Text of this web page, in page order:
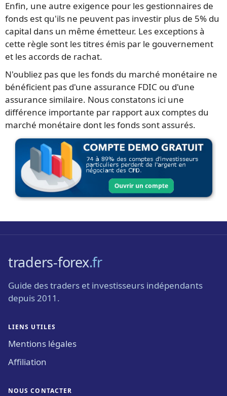
Enfin, une autre exigence pour les gestionnaires de
fonds est qu'ils ne peuvent pas investir plus de 5% du
capital dans un même émetteur. Les exceptions à
cette règle sont les titres émis par le gouvernement
et les accords de rachat.
N'oubliez pas que les fonds du marché monétaire ne
bénéficient pas d'une assurance FDIC ou d'une
assurance similaire. Nous constatons ici une
différence importante par rapport aux comptes du
marché monétaire dont les fonds sont assurés.
traders-forex.fr
Guide des traders et investisseurs indépendants
depuis 2011.
LIENS UTILES
Mentions légales
Affiliation
NOUS CONTACTER